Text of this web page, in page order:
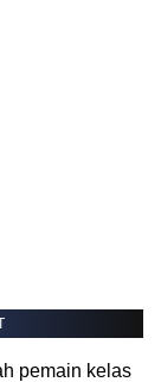
pemain kelas